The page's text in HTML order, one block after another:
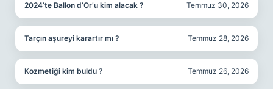
2024’te Ballon d’Or’u kim alacak ? Temmuz 30, 2026
Tarçın aşureyi karartır mı ? Temmuz 28, 2026
Kozmetiği kim buldu ? Temmuz 26, 2026